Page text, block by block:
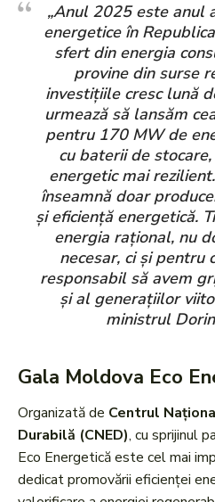
„Anul 2025 este anul
energetice în
sfert din energia
provine din surse
investițiile cresc lună
urmează să lansăm
pentru 170 MW de
cu baterii de
energetic mai
înseamnă doar
și eficiență energetică.
energia rațional, nu
necesar, ci și pentru
responsabil să avem
și al generațiilor
ministrul
Gala Moldova Eco
Organizată de Centrul
Durabilă (CNED), cu sprijinul
Eco Energetică este cel mai
dedicat promovării eficienței